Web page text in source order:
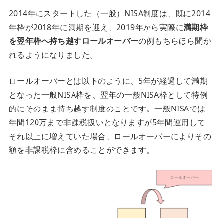
2014年にスタートした（一般）NISA制度は、既に2014
年枠が2018年に満期を迎え、2019年から実際に満期枠
を翌年枠へ持ち越すロールオーバーの例もちらほら聞か
れるようになりました。
ロールオーバーとは以下のように、5年が経過して満期
となった一般NISA枠を、翌年の一般NISA枠として特例
的にそのまま持ち越す制度のことです。一般NISAでは
年間120万まで非課税扱いとなりますが5年間運用して
それ以上に増えていた場合、ロールオーバーによりその
額を非課税枠に含めることができます。